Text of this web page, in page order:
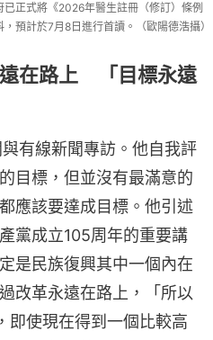
正式將《2026年醫生註冊（修訂）條例
預計於7月8日進行首讀。（歐陽德浩攝）
在路上 「目標永遠
有線新聞專訪。他自我評
目標，但並沒有最滿意的
應該要達成目標。他引述
黨成立105周年的重要講
是民族復興其中一個內在
改革永遠在路上，「所以
即使現在得到一個比較高